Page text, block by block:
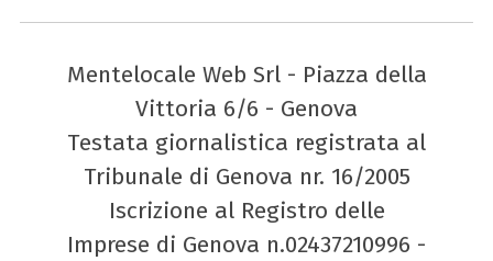
Mentelocale Web Srl - Piazza della
Vittoria 6/6 - Genova
Testata giornalistica registrata al
Tribunale di Genova nr. 16/2005
Iscrizione al Registro delle
Imprese di Genova n.02437210996 -